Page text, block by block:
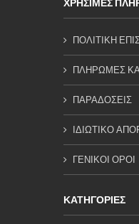
ΧΡΗΣΙΜΕΣ
ΠΟΛΙΤΙΚΗ
ΠΛΗΡΩΜΕΣ
ΠΑΡΑΔΟΣΕΙΣ
ΙΔΙΩΤΙΚΟ
ΓΕΝΙΚΟΙ ΟΡΟΙ
ΚΑΤΗΓΟΡΙΕΣ